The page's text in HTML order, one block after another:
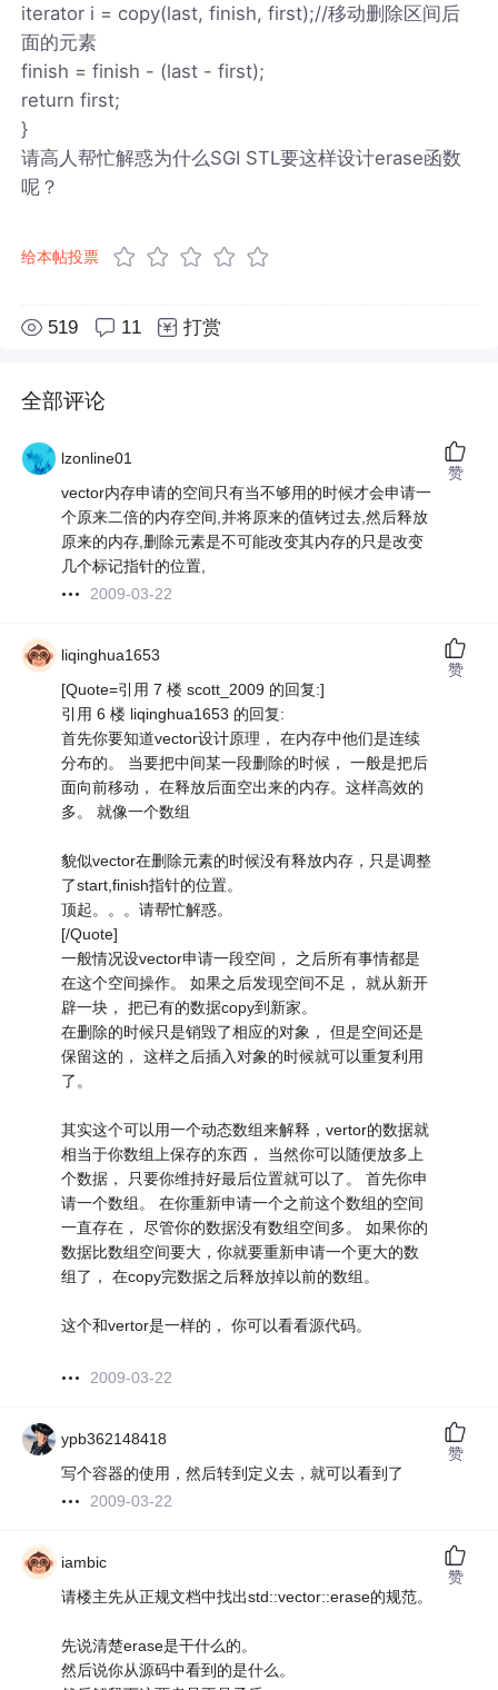
iterator i = copy(last, finish, first);//移动删除区间后
面的元素
finish = finish - (last - first);
return first;
}
请高人帮忙解惑为什么SGI STL要这样设计erase函数
呢？
给本帖投票
519 11 打赏
全部评论
lzonline01
vector内存申请的空间只有当不够用的时候才会申请一
个原来二倍的内存空间,并将原来的值铐过去,然后释放
原来的内存,删除元素是不可能改变其内存的只是改变
几个标记指针的位置,
2009-03-22
赞
liqinghua1653
[Quote=引用 7 楼 scott_2009 的回复:]
引用 6 楼 liqinghua1653 的回复:
首先你要知道vector设计原理， 在内存中他们是连续
分布的。 当要把中间某一段删除的时候， 一般是把后
面向前移动， 在释放后面空出来的内存。这样高效的
多。 就像一个数组
貌似vector在删除元素的时候没有释放内存，只是调整
了start,finish指针的位置。
顶起。。。请帮忙解惑。
[/Quote]
一般情况设vector申请一段空间， 之后所有事情都是
在这个空间操作。 如果之后发现空间不足， 就从新开
辟一块， 把已有的数据copy到新家。
在删除的时候只是销毁了相应的对象， 但是空间还是
保留这的， 这样之后插入对象的时候就可以重复利用
了。
其实这个可以用一个动态数组来解释，vertor的数据就
相当于你数组上保存的东西， 当然你可以随便放多上
个数据， 只要你维持好最后位置就可以了。 首先你申
请一个数组。 在你重新申请一个之前这个数组的空间
一直存在， 尽管你的数据没有数组空间多。 如果你的
数据比数组空间要大，你就要重新申请一个更大的数
组了， 在copy完数据之后释放掉以前的数组。
这个和vertor是一样的， 你可以看看源代码。
2009-03-22
赞
ypb362148418
写个容器的使用，然后转到定义去，就可以看到了
2009-03-22
赞
iambic
请楼主先从正规文档中找出std::vector::erase的规范。
先说清楚erase是干什么的。
然后说你从源码中看到的是什么。
赞